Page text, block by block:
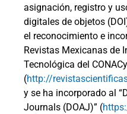
asignación, registro y
digitales de objetos
el reconocimiento e
Revistas Mexicanas de
Tecnológica del
(http://
y se ha incorporado al
Journals (DOAJ)” (